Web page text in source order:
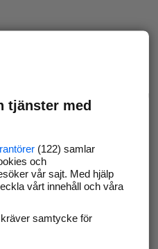
tjänster med
(122) samlar
och
vår sajt. Med hjälp
vårt innehåll och våra
samtycke för